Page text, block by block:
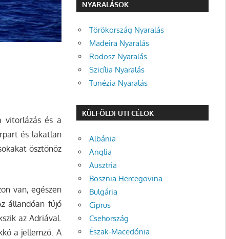
vitorlázás és a
és lakatlan
ösztönöz
van, egészen
állandóan fújó
az Adriával.
a jellemző. A
NYARALÁSOK
Törökország Nyaralás
Madeira Nyaralás
Rodosz Nyaralás
Szicília Nyaralás
Tunézia Nyaralás
KÜLFÖLDI UTI CÉLOK
Albánia
Anglia
Ausztria
Bosznia Hercegovina
Bulgária
Ciprus
Csehország
Észak-Macedónia